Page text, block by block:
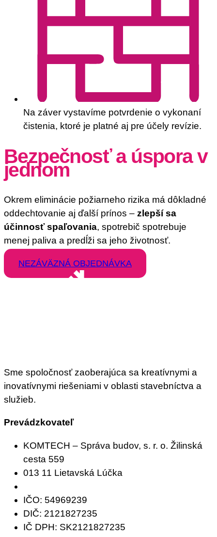
Na záver vystavíme potvrdenie o vykonaní
čistenia, ktoré je platné aj pre účely revízie.
Bezpečnosť a úspora v
jednom
Okrem eliminácie požiarneho rizika má dôkladné
oddechtovanie aj ďalší prínos – zlepší sa
účinnosť spaľovania, spotrebič spotrebuje
menej paliva a predĺži sa jeho životnosť.
NEZÁVÄZNÁ OBJEDNÁVKA
Sme spoločnosť zaoberajúca sa kreatívnymi a
inovatívnymi riešeniami v oblasti stavebníctva a
služieb.
Prevádzkovateľ
KOMTECH – Správa budov, s. r. o. Žilinská
cesta 559
013 11 Lietavská Lúčka
IČO: 54969239
DIČ: 2121827235
IČ DPH: SK2121827235